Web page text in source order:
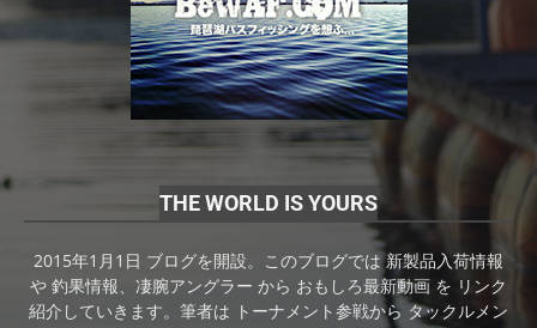
THE WORLD IS YOURS
2015年1月1日 ブログを開設。このブログでは 新製品入荷情報
や 釣果情報、凄腕アングラー から おもしろ最新動画 を リンク
紹介していきます。筆者は トーナメント参戦から タックルメン